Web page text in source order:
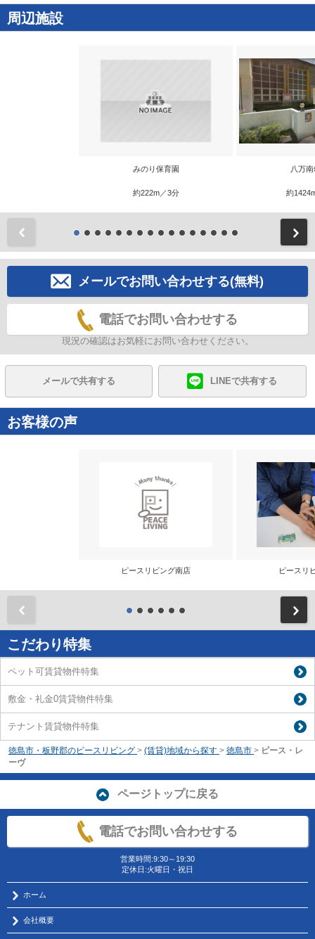
周辺施設
みのり保育園
約222m／3分
八万
約
メールでお問い合わせする(無料)
電話でお問い合わせする
現況の確認はお気軽にお問い合わせください。
メールで共有する LINEで共有する
お客様の声
ピースリビング南店 ピースリ
こだわり特集
ペット可賃貸物件特集
敷金・礼金0賃貸物件特集
テナント賃貸物件特集
徳島市・板野郡のピースリビング > (賃貸)地域から探す > 徳島市 > ピース・レ
ーヴ
ページトップに戻る
電話でお問い合わせする
営業時間:9:30～19:30
定休日:火曜日・祝日
ホーム
会社概要